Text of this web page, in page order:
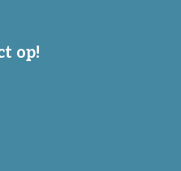
op!